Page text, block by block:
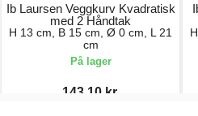
Ib Laursen Veggkurv Kvadratisk
med 2 Håndtak
H 13 cm, B 15 cm, Ø 0 cm, L 21
cm
På lager
143,10 kr.